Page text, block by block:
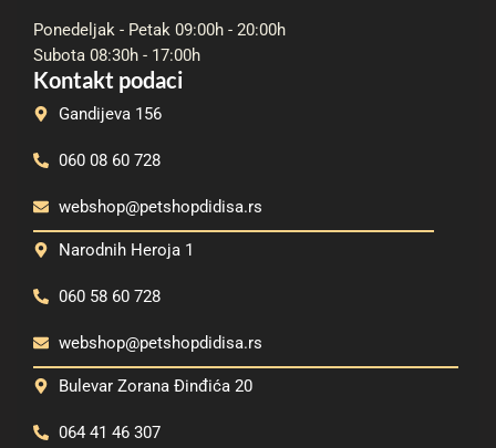
Ponedeljak - Petak 09:00h - 20:00h
Subota 08:30h - 17:00h
Kontakt podaci
Gandijeva 156
060 08 60 728
webshop@petshopdidisa.rs
Narodnih Heroja 1
060 58 60 728
webshop@petshopdidisa.rs
Bulevar Zorana Đinđića 20
064 41 46 307